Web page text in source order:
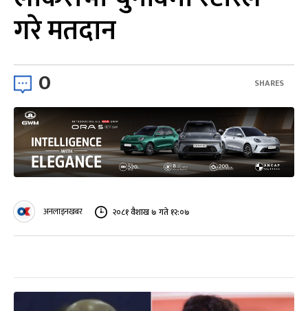
गरे मतदान
0 SHARES
अनलाइनखबर २०८१ वैशाख ७ गते १२:०७